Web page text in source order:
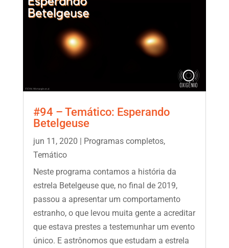
#94 – Temático: Esperando
Betelgeuse
jun 11, 2020 | Programas completos,
Temático
Neste programa contamos a história da
estrela Betelgeuse que, no final de 2019,
passou a apresentar um comportamento
estranho, o que levou muita gente a acreditar
que estava prestes a testemunhar um evento
único. E astrônomos que estudam a estrela